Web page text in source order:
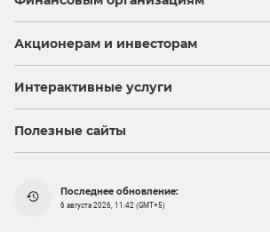
Акционерам и инвесторам
Интерактивные услуги
Полезные сайты
Последнее обновление:
6 августа 2026, 11:42 (GMT+5)